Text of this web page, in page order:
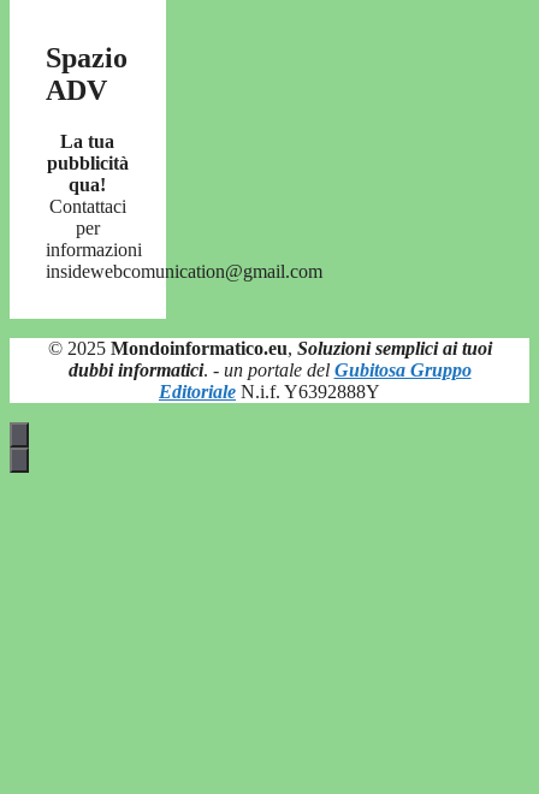
Spazio
ADV
La tua
pubblicità
qua!
Contattaci
per
informazioni
insidewebcomunication@gmail.com
© 2025 Mondoinformatico.eu, Soluzioni semplici ai tuoi
dubbi informatici. - un portale del Gubitosa Gruppo
Editoriale N.i.f. Y6392888Y